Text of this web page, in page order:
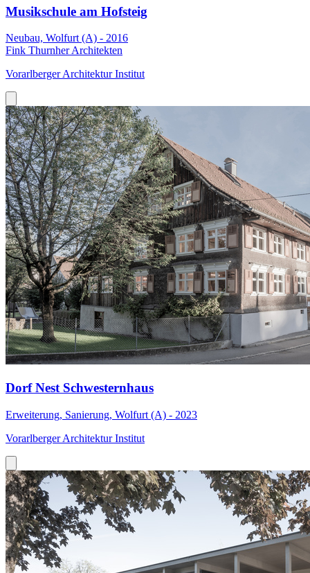
Musikschule am Hofsteig
Neubau, Wolfurt (A) - 2016
Fink Thurnher Architekten
Vorarlberger Architektur Institut
Dorf Nest Schwesternhaus
Erweiterung, Sanierung, Wolfurt (A) - 2023
Vorarlberger Architektur Institut